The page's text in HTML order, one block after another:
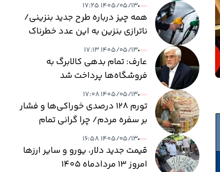
۱۴۰۵/۰۵/۱۳ ۱۷:۲۵
همه چیز درباره طرح جدید بنزینی/
ناترازی بنزین به این عدد خطرناک
می‌رسد
۱۴۰۵/۰۵/۱۳ ۱۷:۱۳
عارف: تمام بدهی کالابرگ به
فروشگاه‌ها پرداخت شد
۱۴۰۵/۰۵/۱۳ ۱۷:۰۸
تورم ۱۲۸ درصدی خوراکی‌ها و فشار
بر سفره مردم/ چرا گرانی تمام
نمی‌شود؟
۱۴۰۵/۰۵/۱۳ ۱۶:۵۸
قیمت جدید دلار، یورو و سایر ارزها
امروز ۱۳ مردادماه ۱۴۰۵